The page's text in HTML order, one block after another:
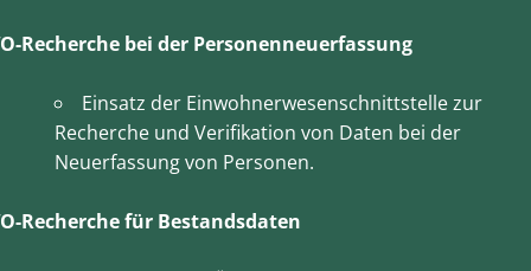
Recherche bei der Personenneuerfassung
Einsatz der Einwohnerwesenschnittstelle zur
Recherche und Verifikation von Daten bei der
Neuerfassung von Personen.
Recherche für Bestandsdaten